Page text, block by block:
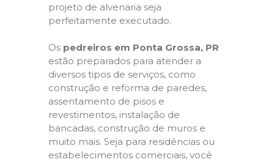
projeto de alvenaria seja
perfeitamente executado.
Os pedreiros em Ponta Grossa, PR
estão preparados para atender a
diversos tipos de serviços, como
construção e reforma de paredes,
assentamento de pisos e
revestimentos, instalação de
bancadas, construção de muros e
muito mais. Seja para residências ou
estabelecimentos comerciais, você